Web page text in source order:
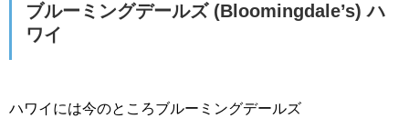
ブルーミングデールズ (Bloomingdale’s) ハ
ワイ
ハワイには今のところブルーミングデールズ